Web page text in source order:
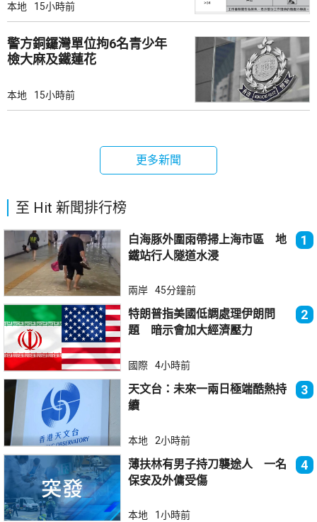
本地 15小時前
警方銅鑼灣單位拘6名青少年
檢大麻及鐵蓮花
本地 15小時前
更多新聞
至 Hit 新聞排行榜
白海豚外圍雨帶掃上海市區 地
鐵站行人隧道水浸
1
兩岸 45分鐘前
特朗普指美國低調處理伊朗問
題 暗示會加大經濟壓力
2
國際 4小時前
天文台：未來一兩日極端酷熱持
續
3
本地 2小時前
薄扶林有男子持刀襲途人 一名
保安及外傭受傷
4
本地 1小時前